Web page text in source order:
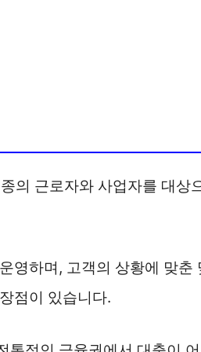
의 근로자와 사업자를 대상
영하며, 고객의 상황에 맞춘
점이 있습니다.